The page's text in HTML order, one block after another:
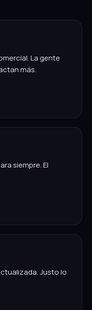
La gente
más.
siempre. El
Justo lo